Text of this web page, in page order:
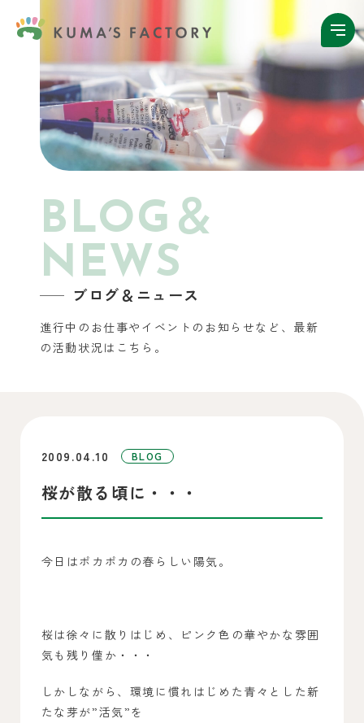
BLOG＆
NEWS
ブログ＆ニュース
進行中のお仕事やイベントのお知らせなど、 最新
の活動状況はこちら。
2009.04.10 BLOG
桜が散る頃に・・・
今日はポカポカの春らしい陽気。
桜は徐々に散りはじめ、ピンク色の華やかな雰囲
気も残り僅か・・・
しかしながら、環境に慣れはじめた青々とした新
たな芽が”活気”を